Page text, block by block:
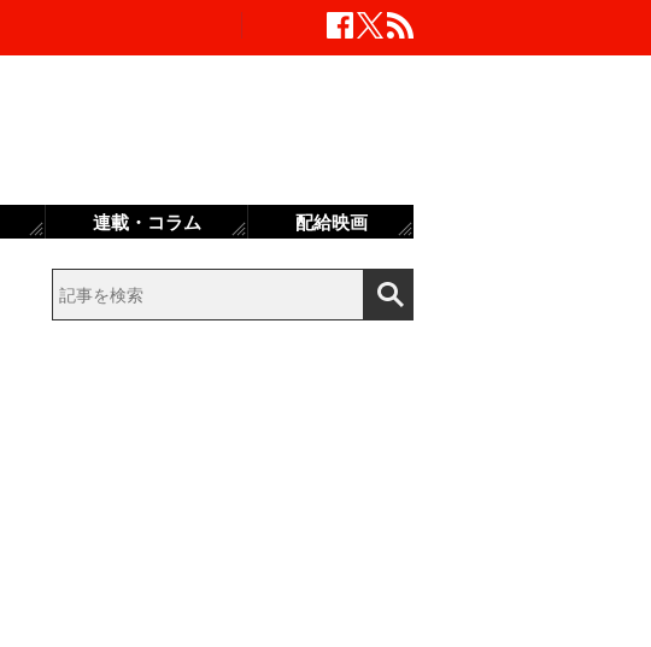
連載・コラム 配給映画